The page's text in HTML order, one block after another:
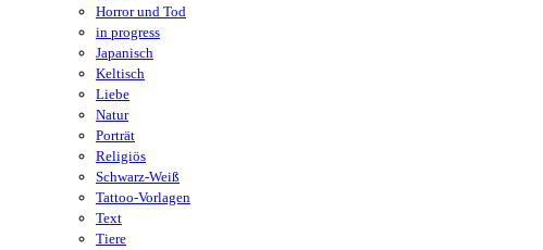
Horror und Tod
in progress
Japanisch
Keltisch
Liebe
Natur
Porträt
Religiös
Schwarz-Weiß
Tattoo-Vorlagen
Text
Tiere